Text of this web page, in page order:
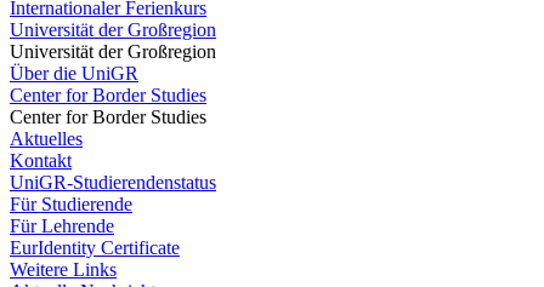
Internationaler Ferienkurs
Universität der Großregion
Universität der Großregion
Über die UniGR
Center for Border Studies
Center for Border Studies
Aktuelles
Kontakt
UniGR-Studierendenstatus
Für Studierende
Für Lehrende
EurIdentity Certificate
Weitere Links